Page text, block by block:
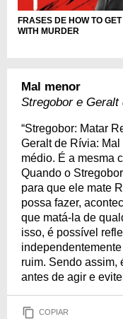
FRASES DE HOW TO GET
WITH MURDER
Mal menor
Stregobor e Geralt
“Stregobor: Matar
Geralt de Rívia: Mal
médio. É a mesma
Quando o
para que ele mate
possa fazer,
que matá-la de
isso, é possível
ruim. Sendo assim,
antes de agir e
COPIAR